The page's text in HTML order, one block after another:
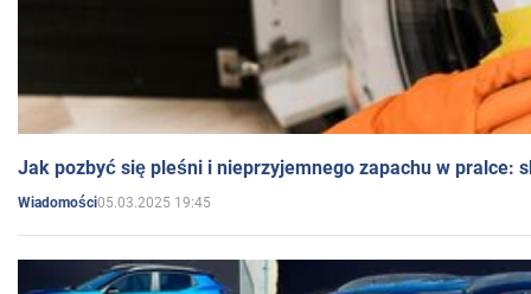
Jak pozbyć się pleśni i nieprzyjemnego zapachu w pralce:
Wiadomości05.03.2025 19:45